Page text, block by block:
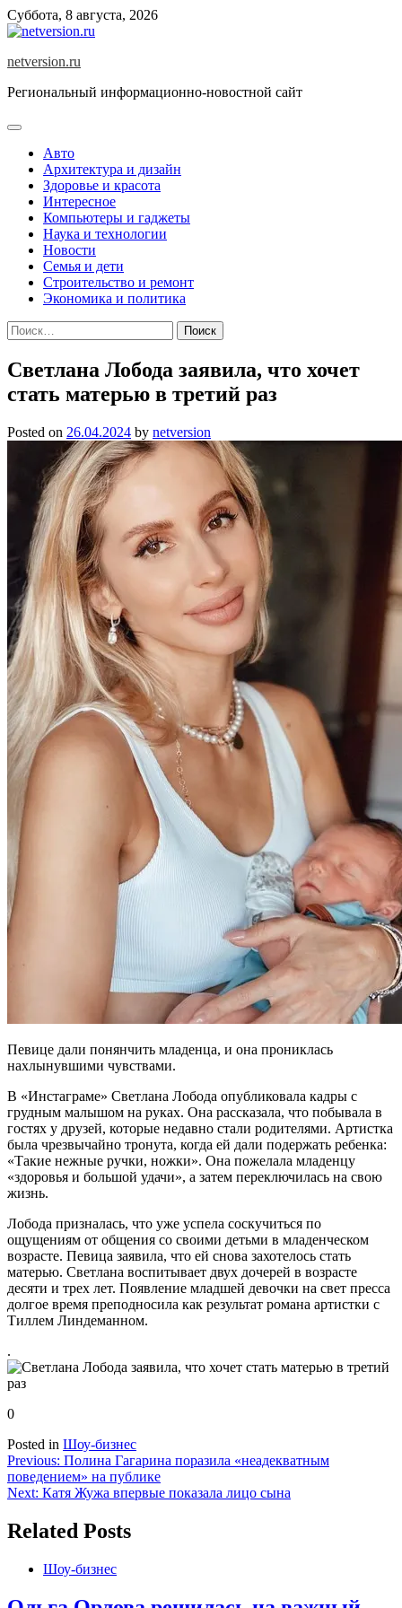
Skip
to
Суббота, 8 августа, 2026
netversion.ru
Региональный информационно-новостной сайт
Авто
Архитектура и дизайн
Здоровье и красота
Интересное
Компьютеры и гаджеты
Наука и технологии
Новости
Семья и дети
Строительство и ремонт
Экономика и политика
Найти:
Светлана Лобода заявила, что хочет
стать матерью в третий раз
Posted on 26.04.2024 by netversion
Певице дали понянчить младенца, и она прониклась
нахлынувшими чувствами.
В «Инстаграме» Светлана Лобода опубликовала кадры с
грудным малышом на руках. Она рассказала, что побывала в
гостях у друзей, которые недавно стали родителями. Артистка
была чрезвычайно тронута, когда ей дали подержать ребенка:
«Такие нежные ручки, ножки». Она пожелала младенцу
«здоровья и большой удачи», а затем переключилась на свою
жизнь.
Лобода призналась, что уже успела соскучиться по
ощущениям от общения со своими детьми в младенческом
возрасте. Певица заявила, что ей снова захотелось стать
матерью. Светлана воспитывает двух дочерей в возрасте
десяти и трех лет. Появление младшей девочки на свет пресса
долгое время преподносила как результат романа артистки с
Тиллем Линдеманном.
.
0
Posted in Шоу-бизнес
Навигация
по
Previous: Полина Гагарина поразила «неадекватным
поведением» на публике
Next: Катя Жужа впервые показала лицо сына
Related Posts
Шоу-бизнес